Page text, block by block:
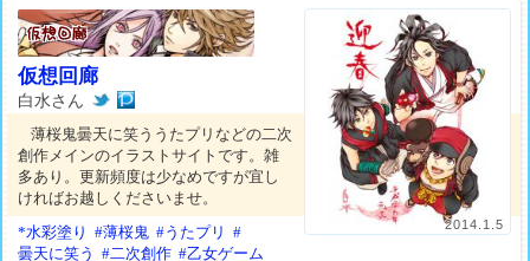
2014.1.5
仮想回廊
白水さん
薄桜鬼曇天に笑ううたプリなどの二次
創作メインのイラストサイトです。雑
多あり。更新頻度は少なめですが宜し
ければお越しくださいませ。
*水彩塗り
#薄桜鬼 #うたプリ
#
曇天に笑う
#二次創作 #乙女ゲーム